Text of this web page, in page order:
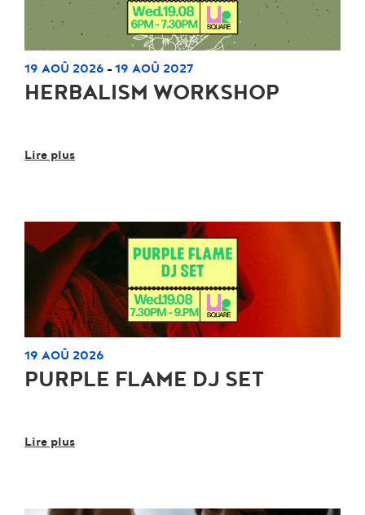
19 AOÛ 2026 - 19 AOÛ 2027
HERBALISM WORKSHOP
Lire plus
19 AOÛ 2026
PURPLE FLAME DJ SET
Lire plus